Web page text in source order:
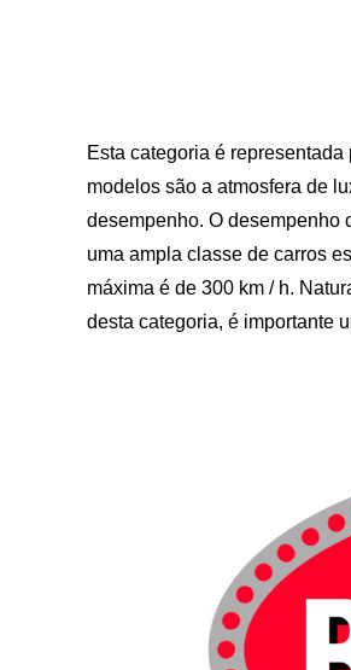
Esta categoria é
modelos são a atmosfera de
desempenho. O desempenho
uma ampla classe de carros
máxima é de 300 km / h.
desta categoria, é importante